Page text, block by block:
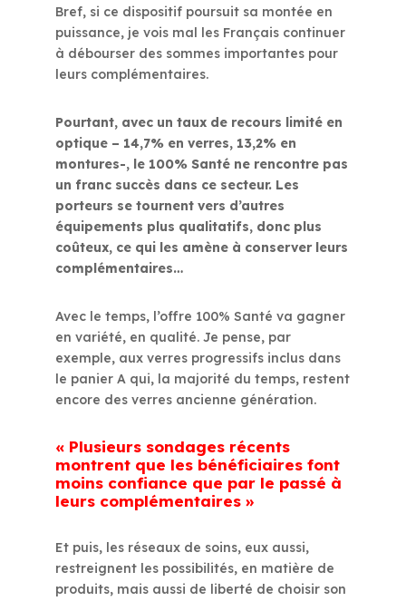
Bref, si ce dispositif poursuit sa montée en
puissance, je vois mal les Français continuer
à débourser des sommes importantes pour
leurs complémentaires.
Pourtant, avec un taux de recours limité en
optique – 14,7% en verres, 13,2% en
montures-, le 100% Santé ne rencontre pas
un franc succès dans ce secteur. Les
porteurs se tournent vers d’autres
équipements plus qualitatifs, donc plus
coûteux, ce qui les amène à conserver leurs
complémentaires…
Avec le temps, l’offre 100% Santé va gagner
en variété, en qualité. Je pense, par
exemple, aux verres progressifs inclus dans
le panier A qui, la majorité du temps, restent
encore des verres ancienne génération.
« Plusieurs sondages récents
montrent que les bénéficiaires font
moins confiance que par le passé à
leurs complémentaires »
Et puis, les réseaux de soins, eux aussi,
restreignent les possibilités, en matière de
produits, mais aussi de liberté de choisir son